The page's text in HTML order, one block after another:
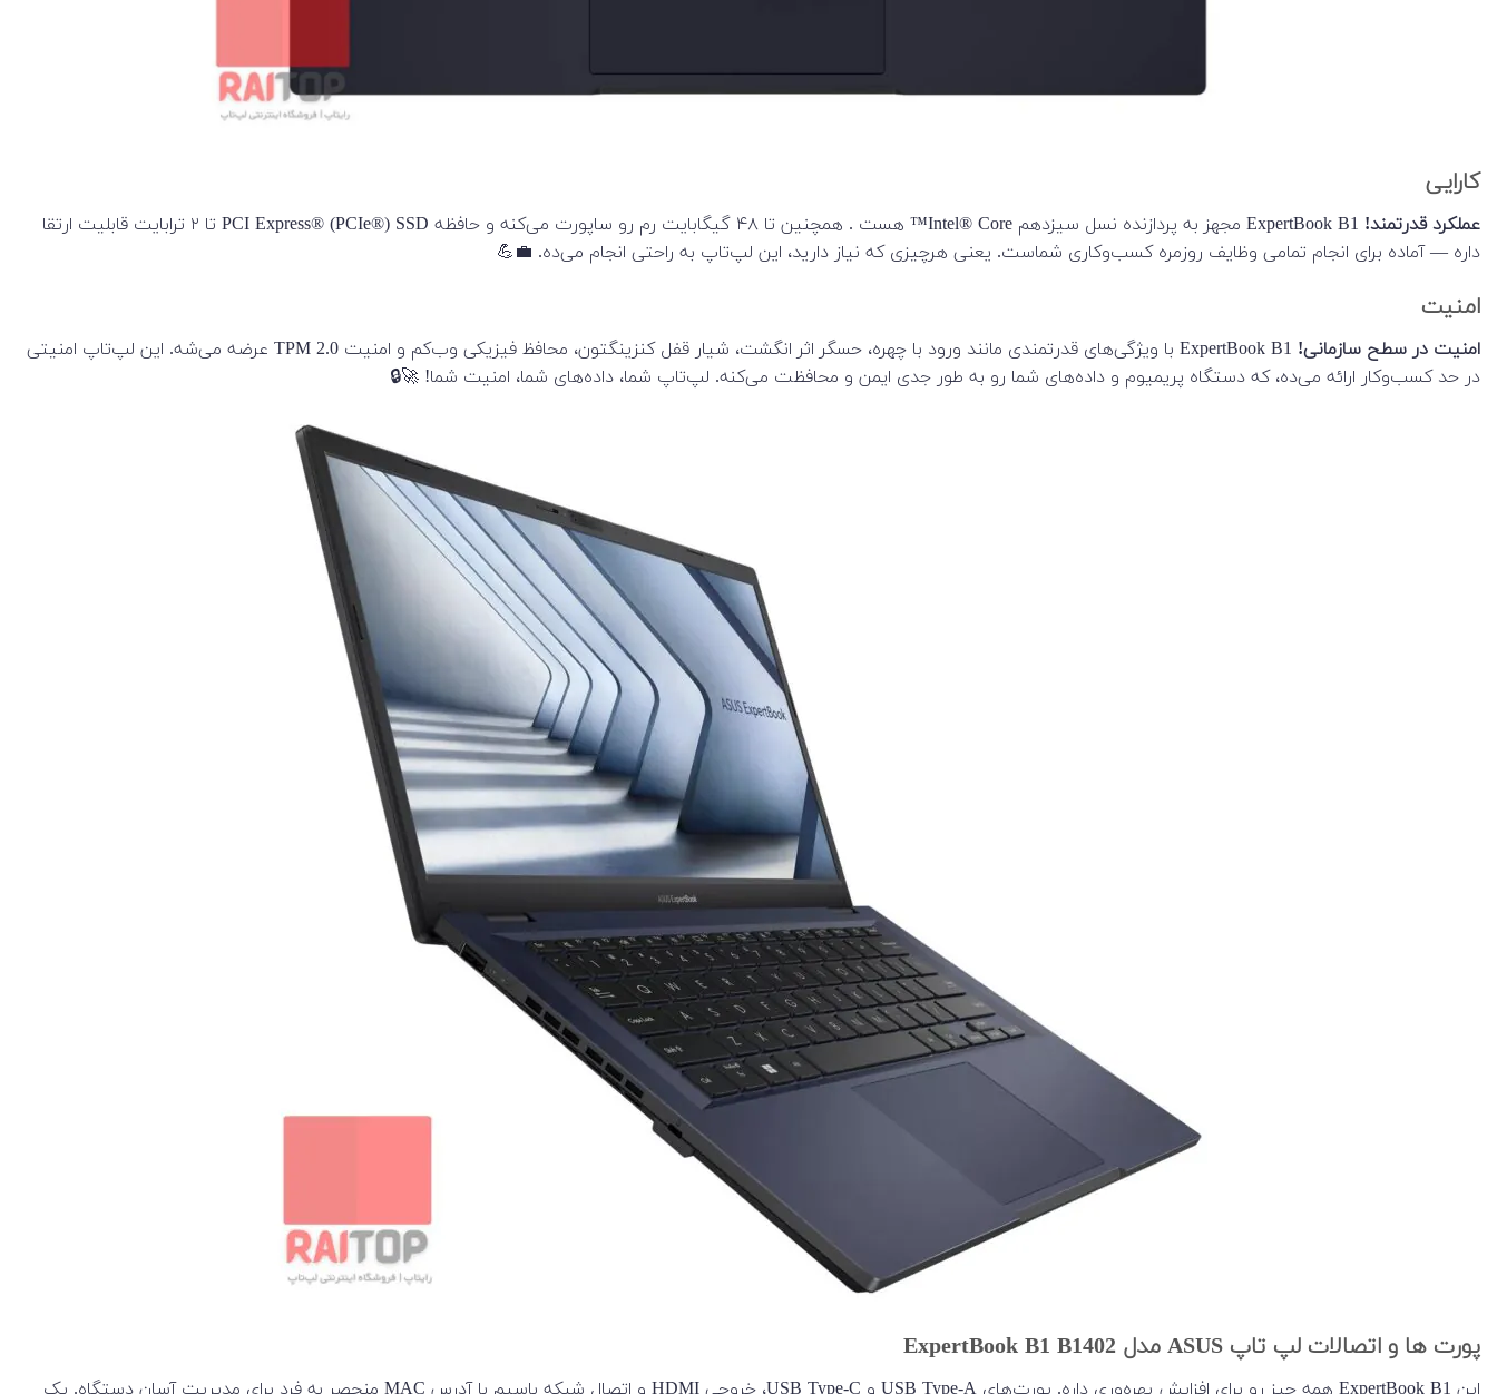
کارایی
عملکرد قدرتمند!
ExpertBook B1 مجهز به پردازنده نسل سیزدهم Intel® Core™ هست . همچنین تا ۴۸ گیگابایت رم رو ساپورت می‌کنه و حافظه PCI Express® (PCIe®) SSD تا ۲ ترابایت قابلیت ارتقا
داره — آماده برای انجام تمامی وظایف روزمره کسب‌وکاری شماست. یعنی هرچیزی که نیاز دارید، این لپ‌تاپ به راحتی انجام می‌ده. 💼💪
امنیت
امنیت در سطح سازمانی!
ExpertBook B1 با ویژگی‌های قدرتمندی مانند ورود با چهره، حسگر اثر انگشت، شیار قفل کنزینگتون، محافظ فیزیکی وب‌کم و امنیت TPM 2.0 عرضه می‌شه. این لپ‌تاپ امنیتی
در حد کسب‌وکار ارائه می‌ده، که دستگاه پریمیوم و داده‌های شما رو به طور جدی ایمن و محافظت می‌کنه. لپ‌تاپ شما، داده‌های شما، امنیت شما! 🚀🔒
پورت ها و اتصالات لپ تاپ ASUS مدل ExpertBook B1 B1402